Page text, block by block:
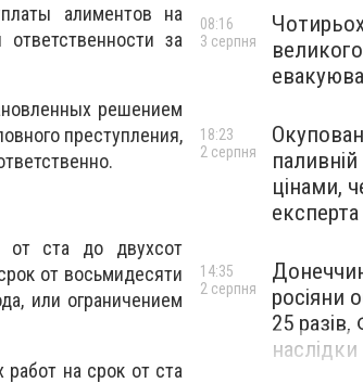
алиментов на
за
решением
преступления,
от ста до двухсот
от восьмидесяти
или ограничением
на срок от ста
08:16
3 серпня
паливній
цінами,
експерта
18:23
2 серпня
росіяни
25
наслідки
14:35
2 серпня